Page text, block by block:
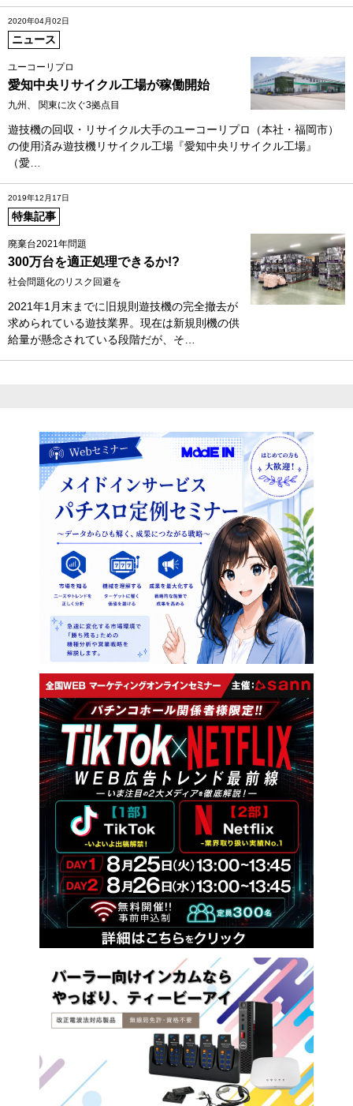
2020年04月02日
ニュース
ユーコーリプロ
愛知中央リサイクル工場が稼働開始
九州、 関東に次ぐ3拠点目
遊技機の回収・リサイクル大手のユーコーリプロ（本社・福岡市）
の使用済み遊技機リサイクル工場『愛知中央リサイクル工場』
（愛…
2019年12月17日
特集記事
廃棄台2021年問題
300万台を適正処理できるか!?
社会問題化のリスク回避を
2021年1月末までに旧規則遊技機の完全撤去が
求められている遊技業界。現在は新規則機の供
給量が懸念されている段階だが、そ…